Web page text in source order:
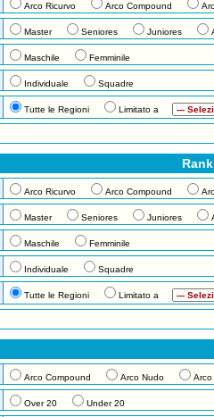
Arco Ricurvo Arco Compound
Master Seniores Juniores
Maschile
Femminile
Individuale
Squadre
Tutte le Regioni Limitato a
Arco Ricurvo Arco Compound
Master Seniores Juniores
Maschile
Femminile
Individuale
Squadre
Tutte le Regioni Limitato a
Arco Compound Arco Nudo
Over 20
Under 20